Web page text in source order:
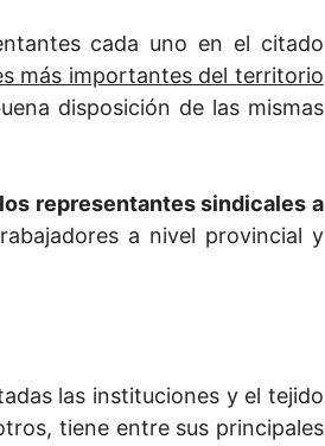
cada uno en el citado
más importantes del territorio
disposición de las mismas
representantes sindicales a
a nivel provincial y
las instituciones y el tejido
tiene entre sus principales